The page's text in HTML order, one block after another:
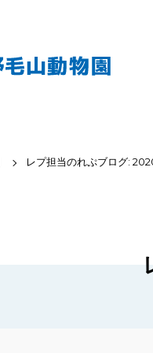
レプ担当のれぷブログ: